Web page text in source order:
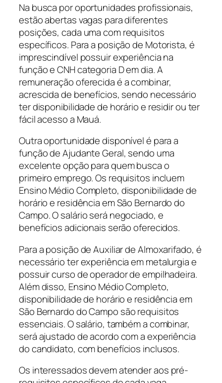
Na busca por oportunidades profissionais,
estão abertas vagas para diferentes
posições, cada uma com requisitos
específicos. Para a posição de Motorista, é
imprescindível possuir experiência na
função e CNH categoria D em dia. A
remuneração oferecida é a combinar,
acrescida de benefícios, sendo necessário
ter disponibilidade de horário e residir ou ter
fácil acesso a Mauá.
Outra oportunidade disponível é para a
função de Ajudante Geral, sendo uma
excelente opção para quem busca o
primeiro emprego. Os requisitos incluem
Ensino Médio Completo, disponibilidade de
horário e residência em São Bernardo do
Campo. O salário será negociado, e
benefícios adicionais serão oferecidos.
Para a posição de Auxiliar de Almoxarifado, é
necessário ter experiência em metalurgia e
possuir curso de operador de empilhadeira.
Além disso, Ensino Médio Completo,
disponibilidade de horário e residência em
São Bernardo do Campo são requisitos
essenciais. O salário, também a combinar,
será ajustado de acordo com a experiência
do candidato, com benefícios inclusos.
Os interessados devem atender aos pré-